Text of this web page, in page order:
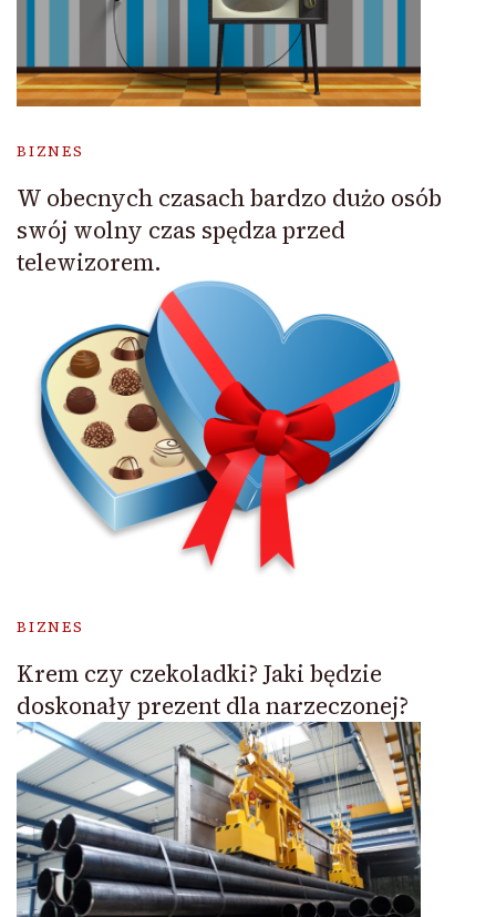
BIZNES
W obecnych czasach bardzo dużo osób
swój wolny czas spędza przed
telewizorem.
BIZNES
Krem czy czekoladki? Jaki będzie
doskonały prezent dla narzeczonej?